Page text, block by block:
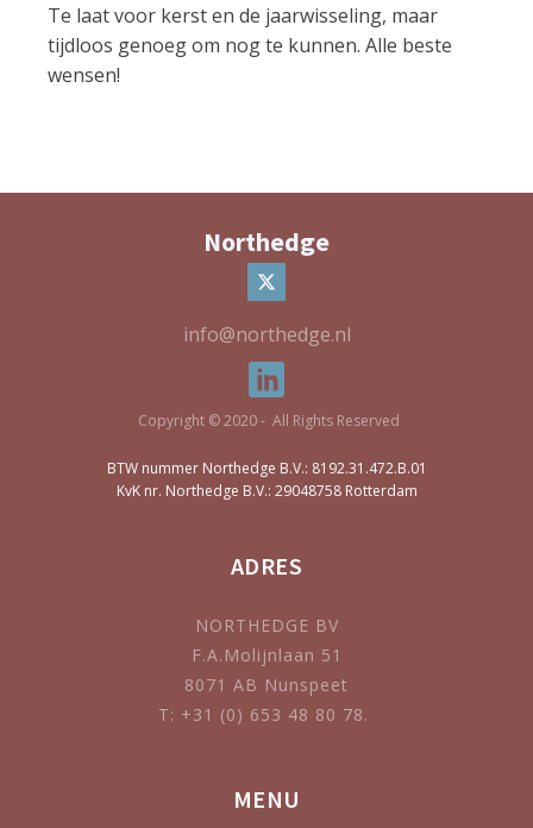
Te laat voor kerst en de jaarwisseling, maar
tijdloos genoeg om nog te kunnen. Alle beste
wensen!
Northedge
info@northedge.nl
Copyright © 2020 - All Rights Reserved
BTW nummer Northedge B.V.: 8192.31.472.B.01
KvK nr. Northedge B.V.: 29048758 Rotterdam
ADRES
NORTHEDGE BV
F.A.Molijnlaan 51
8071 AB Nunspeet
T: +31 (0) 653 48 80 78.
MENU